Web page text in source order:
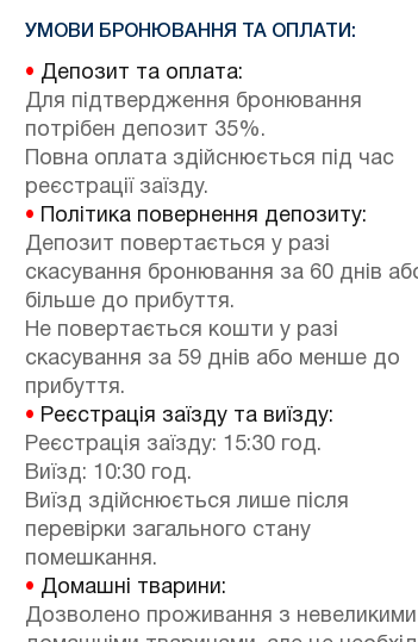
УМОВИ БРОНЮВАННЯ ТА ОПЛАТИ:
• Депозит та оплата:
Для підтвердження бронювання
потрібен депозит 35%.
Повна оплата здійснюється під час
реєстрації заїзду.
• Політика повернення депозиту:
Депозит повертається у разі
скасування бронювання за 60 днів
більше до прибуття.
Не повертається кошти у разі
скасування за 59 днів або менше до
прибуття.
• Реєстрація заїзду та виїзду:
Реєстрація заїзду: 15:30 год.
Виїзд: 10:30 год.
Виїзд здійснюється лише після
перевірки загального стану
помешкання.
• Домашні тварини:
Дозволено проживання з невеликими